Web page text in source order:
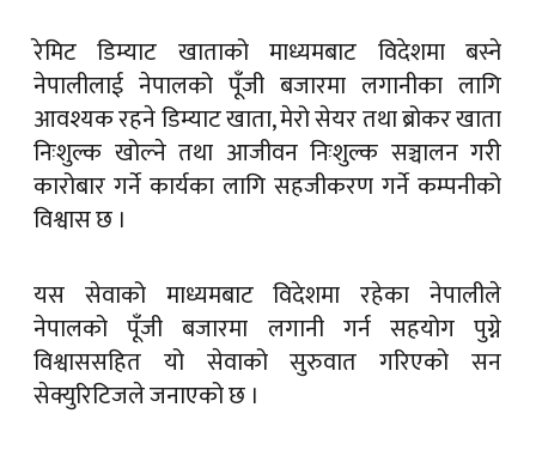
रेमिट डिम्याट खाताको माध्यमबाट विदेशमा बस्ने
नेपालीलाई नेपालको पूँजी बजारमा लगानीका लागि
आवश्यक रहने डिम्याट खाता, मेरो सेयर तथा ब्रोकर खाता
निःशुल्क खोल्ने तथा आजीवन निःशुल्क सञ्चालन गरी
कारोबार गर्ने कार्यका लागि सहजीकरण गर्ने कम्पनीको
विश्वास छ ।
यस सेवाको माध्यमबाट विदेशमा रहेका नेपालीले
नेपालको पूँजी बजारमा लगानी गर्न सहयोग पुग्ने
विश्वाससहित यो सेवाको सुरुवात गरिएको सन
सेक्युरिटिजले जनाएको छ ।